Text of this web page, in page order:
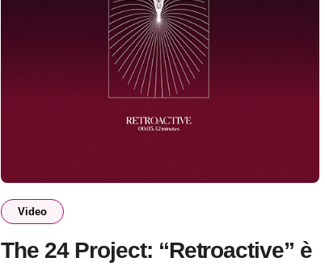
Video
The 24 Project: “Retroactive” è